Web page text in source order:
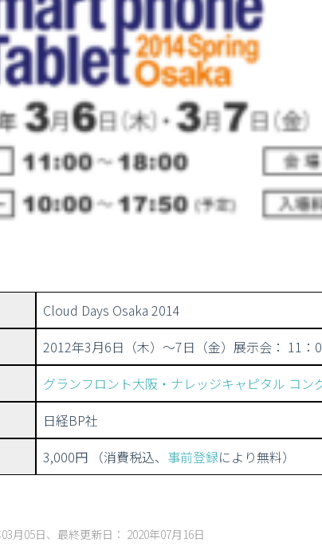
Cloud Days Osaka 2014
2012年3月6日（木）〜7日（金）展示会： 11：
グランフロント大阪・ナレッジキャピタル コン
日経BP社
3,000円 （消費税込、 事前登録により無料）
月05日、最終更新日： 2020年07月16日